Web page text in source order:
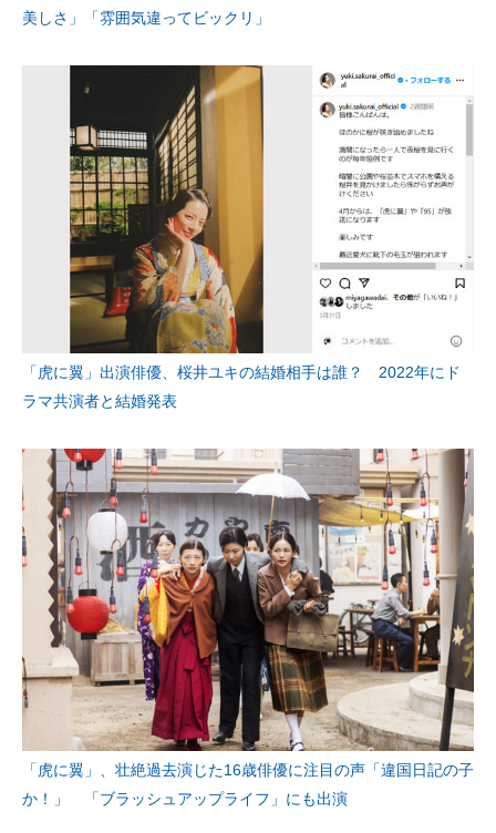
美しさ」「雰囲気違ってビックリ」
「虎に翼」出演俳優、桜井ユキの結婚相手は誰？ 2022年にド
ラマ共演者と結婚発表
「虎に翼」、壮絶過去演じた16歳俳優に注目の声「違国日記の子
か！」 「ブラッシュアップライフ」にも出演